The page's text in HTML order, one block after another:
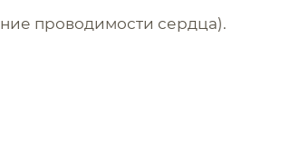
проводимости сердца).